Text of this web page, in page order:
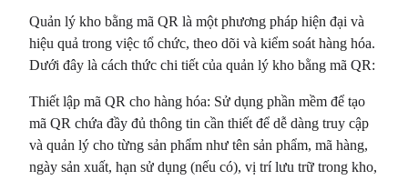
Quản lý kho bằng mã QR là một phương pháp hiện đại và
hiệu quả trong việc tổ chức, theo dõi và kiểm soát hàng hóa.
Dưới đây là cách thức chi tiết của quản lý kho bằng mã QR:
Thiết lập mã QR cho hàng hóa: Sử dụng phần mềm để tạo
mã QR chứa đầy đủ thông tin cần thiết để dễ dàng truy cập
và quản lý cho từng sản phẩm như tên sản phẩm, mã hàng,
ngày sản xuất, hạn sử dụng (nếu có), vị trí lưu trữ trong kho,